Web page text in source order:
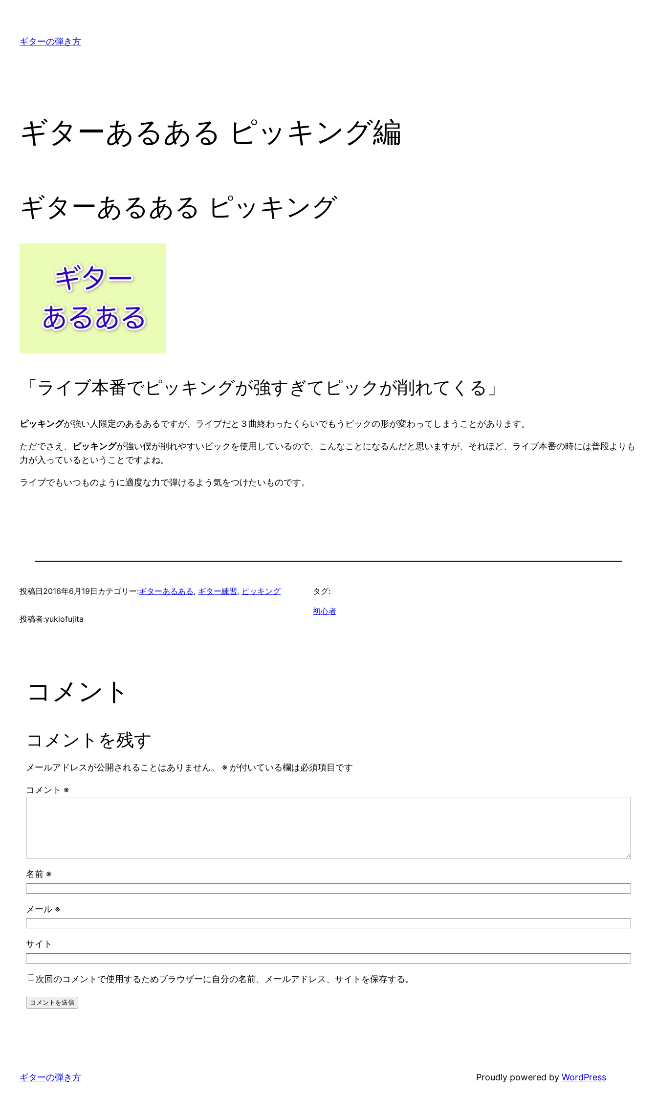
ギターの弾き方
ギターあるある ピッキング編
ギターあるある ピッキング
「ライブ本番でピッキングが強すぎてピックが削れてくる」
ピッキングが強い人限定のあるあるですが、ライブだと３曲終わったくらいでもうピックの形が変わってしまうことがあります。
ただでさえ、 ピッキングが強い僕が削れやすいピックを使用しているので、こんなことになるんだと思いますが、それほど、ライブ本番の時には普段よりも
力が入っているということですよね。
ライブでもいつものように適度な力で弾けるよう気をつけたいものです。
投稿日2016年6月19日 カテゴリー:ギターあるある, ギター練習, ピッキング
投稿者:yukiofujita
タグ:
初心者
コメント
コメントを残す
メールアドレスが公開されることはありません。 ※ が付いている欄は必須項目です
コメント ※
名前 ※
メール ※
サイト
次回のコメントで使用するためブラウザーに自分の名前、メールアドレス、サイトを保存する。
ギターの弾き方 Proudly powered by WordPress